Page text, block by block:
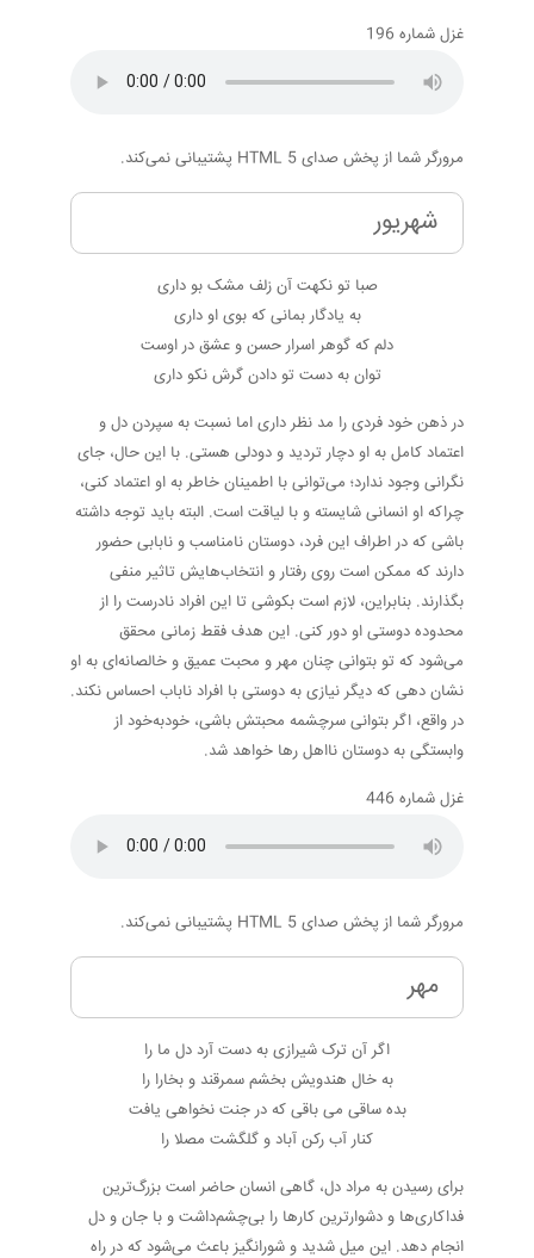
غزل شماره 196
مرورگر شما از پخش صدای HTML 5 پشتیبانی نمی‌کند.
شهریور
صبا تو نکهت آن زلف مشک بو داری
به یادگار بمانی که بوی او داری
دلم که گوهر اسرار حسن و عشق در اوست
توان به دست تو دادن گرش نکو داری
در ذهن خود فردی را مد نظر داری اما نسبت به سپردن دل و
اعتماد کامل به او دچار تردید و دودلی هستی. با این حال، جای
نگرانی وجود ندارد؛ می‌توانی با اطمینان خاطر به او اعتماد کنی،
چراکه او انسانی شایسته و با لیاقت است. البته باید توجه داشته
باشی که در اطراف این فرد، دوستان نامناسب و نابابی حضور
دارند که ممکن است روی رفتار و انتخاب‌هایش تاثیر منفی
بگذارند. بنابراین، لازم است بکوشی تا این افراد نادرست را از
محدوده دوستی او دور کنی. این هدف فقط زمانی محقق
می‌شود که تو بتوانی چنان مهر و محبت عمیق و خالصانه‌ای به او
نشان دهی که دیگر نیازی به دوستی با افراد ناباب احساس نکند.
در واقع، اگر بتوانی سرچشمه محبتش باشی، خودبه‌خود از
وابستگی به دوستان نااهل رها خواهد شد.
غزل شماره 446
مرورگر شما از پخش صدای HTML 5 پشتیبانی نمی‌کند.
مهر
اگر آن ترک شیرازی به دست آرد دل ما را
به خال هندویش بخشم سمرقند و بخارا را
بده ساقی می باقی که در جنت نخواهی یافت
کنار آب رکن آباد و گلگشت مصلا را
برای رسیدن به مراد دل، گاهی انسان حاضر است بزرگ‌ترین
فداکاری‌ها و دشوارترین کارها را بی‌چشم‌داشت و با جان و دل
انجام دهد. این میل شدید و شورانگیز باعث می‌شود که در راه